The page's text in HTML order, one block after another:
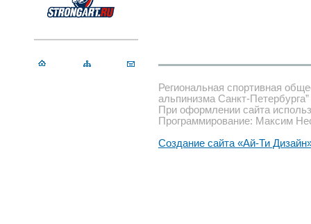
Региональная спортивная
альпинизма Санкт-Петербурга”
При оформлении сайта
Программирование: Максим
Создание сайта «Ай-Ти